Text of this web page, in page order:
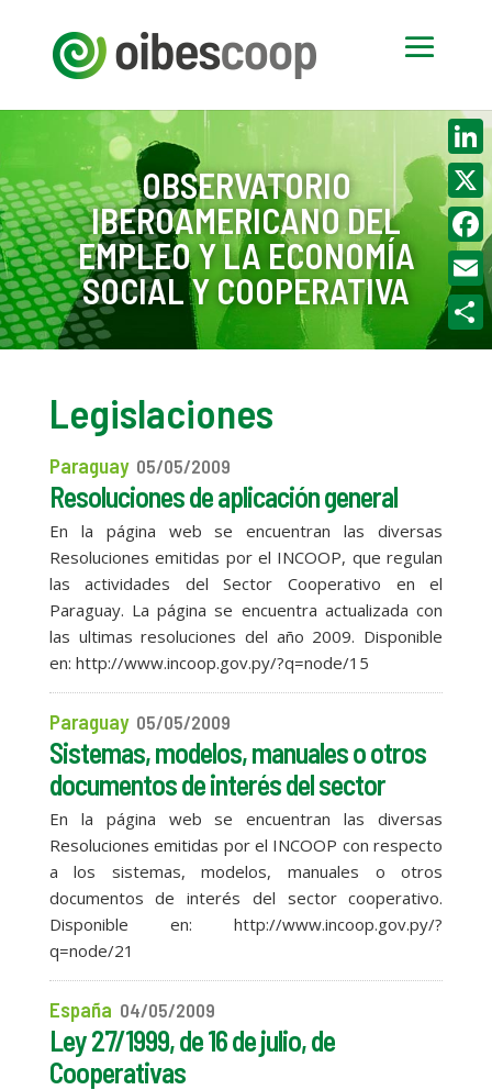
OBSERVATORIO
IBEROAMERICANO DEL
EMPLEO Y LA ECONOMÍA
SOCIAL Y COOPERATIVA
Legislaciones
Paraguay 05/05/2009
Resoluciones de aplicación general
En la página web se encuentran las diversas
Resoluciones emitidas por el INCOOP, que regulan
las actividades del Sector Cooperativo en el
Paraguay. La página se encuentra actualizada con
las ultimas resoluciones del año 2009. Disponible
en: http://www.incoop.gov.py/?q=node/15
Paraguay 05/05/2009
Sistemas, modelos, manuales o otros
documentos de interés del sector
En la página web se encuentran las diversas
Resoluciones emitidas por el INCOOP con respecto
a los sistemas, modelos, manuales o otros
documentos de interés del sector cooperativo.
Disponible en: http://www.incoop.gov.py/?
q=node/21
España 04/05/2009
Ley 27/1999, de 16 de julio, de
Cooperativas
X
Email